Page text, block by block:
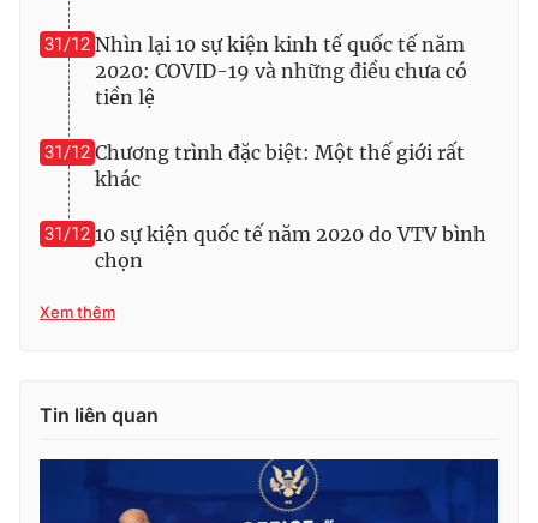
31/12 Nhìn lại 10 sự kiện kinh tế quốc tế năm
2020: COVID-19 và những điều chưa có
tiền lệ
31/12 Chương trình đặc biệt: Một thế giới rất
khác
31/12 10 sự kiện quốc tế năm 2020 do VTV bình
chọn
Xem thêm
Tin liên quan